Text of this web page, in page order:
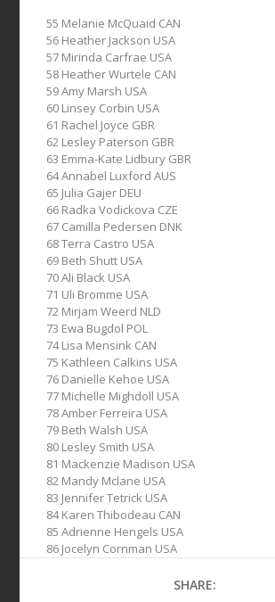
55 Melanie McQuaid CAN
56 Heather Jackson USA
57 Mirinda Carfrae USA
58 Heather Wurtele CAN
59 Amy Marsh USA
60 Linsey Corbin USA
61 Rachel Joyce GBR
62 Lesley Paterson GBR
63 Emma-Kate Lidbury GBR
64 Annabel Luxford AUS
65 Julia Gajer DEU
66 Radka Vodickova CZE
67 Camilla Pedersen DNK
68 Terra Castro USA
69 Beth Shutt USA
70 Ali Black USA
71 Uli Bromme USA
72 Mirjam Weerd NLD
73 Ewa Bugdol POL
74 Lisa Mensink CAN
75 Kathleen Calkins USA
76 Danielle Kehoe USA
77 Michelle Mighdoll USA
78 Amber Ferreira USA
79 Beth Walsh USA
80 Lesley Smith USA
81 Mackenzie Madison USA
82 Mandy Mclane USA
83 Jennifer Tetrick USA
84 Karen Thibodeau CAN
85 Adrienne Hengels USA
86 Jocelyn Cornman USA
SHARE: